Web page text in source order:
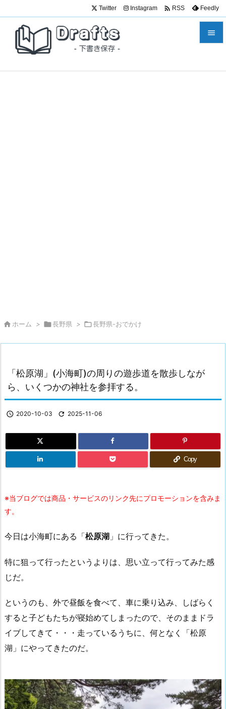

Twitter Instagram  RSS Feedly
 ホーム > 長野県 > 長野県-おでかけ
「松原湖」(小海町)の周りの遊歩道を散歩しなが
ら、いくつかの神社を参拝する。
 2020-10-03  2025-11-06
Copy
※当ブログでは商品・サービスのリンク先にプロモーションを含みま
す。
今日は小海町にある「松原湖 」に行ってきた。
特に狙って行ったというよりは、思い立って行ってみた感
じだ。
というのも、外で昼飯を食べて、車に乗り込み、しばらく
すると子どもたちが寝始めてしまったので、そのままドラ
イブしてきて・・・走っているうちに、何となく「松原
湖」にやってきたのだ。